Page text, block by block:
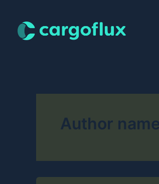
content
Author